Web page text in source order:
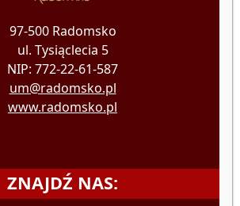
97-500 Radomsko
ul. Tysiąclecia 5
NIP: 772-22-61-587
um@radomsko.pl
www.radomsko.pl
ZNAJDŹ NAS: